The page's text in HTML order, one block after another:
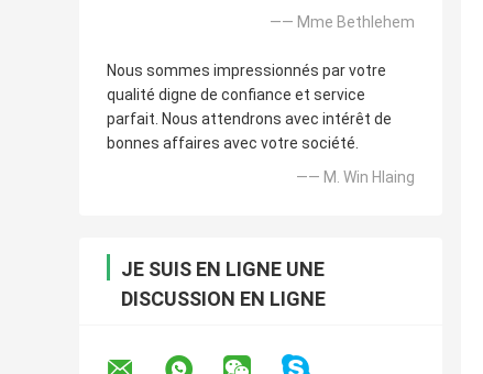
—— Mme Bethlehem
Nous sommes impressionnés par votre
qualité digne de confiance et service
parfait. Nous attendrons avec intérêt de
bonnes affaires avec votre société.
—— M. Win Hlaing
JE SUIS EN LIGNE UNE
DISCUSSION EN LIGNE